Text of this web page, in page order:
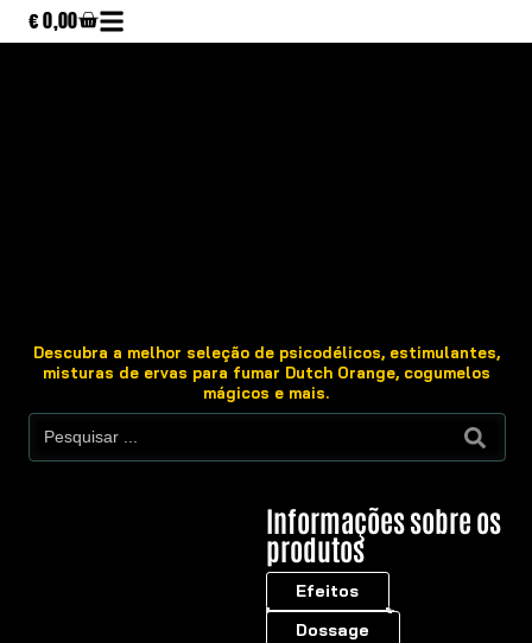
€0,00
Descubra a melhor seleção de psicodélicos, estimulantes,
misturas de ervas para fumar Dutch Orange, cogumelos
mágicos e mais.
Informações sobre os
produtos
Efeitos
Dossage